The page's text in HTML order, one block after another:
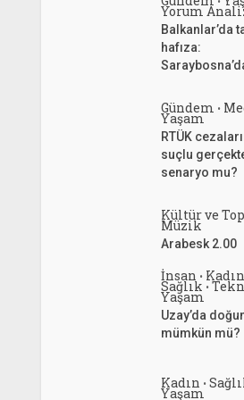
Yorum
Balkanlar’da
hafıza:
Gündem •
Yaşam
RTÜK
suçlu
senaryo mu?
Kültür ve
Müzik
Arabesk 2.00
İnsan • Kadın
Sağlık •
Yaşam
Uzay’da
mümkün mü?
Kadın •
Yaşam